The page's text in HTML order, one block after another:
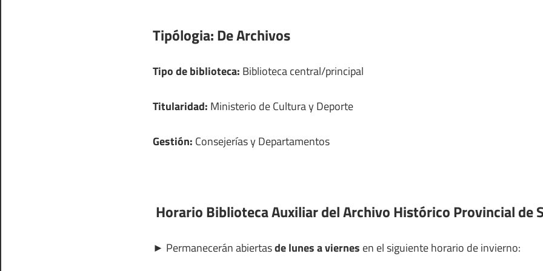
Tipólogia:De Archivos
Tipo de biblioteca: Biblioteca central/principal
Titularidad: Ministerio de Cultura y Deporte
Gestión: Consejerías y Departamentos
Horario Biblioteca Auxiliar del Archivo Histórico Provincial de
► Permanecerán abiertasde lunes a viernes en el siguiente horario de invierno: